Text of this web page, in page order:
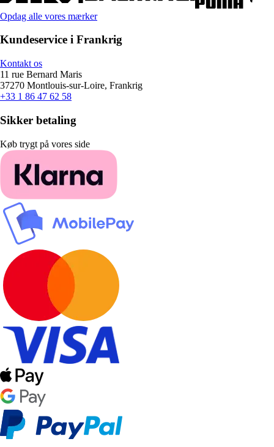
Opdag alle vores mærker
Kundeservice i Frankrig
Kontakt os
11 rue Bernard Maris
37270 Montlouis-sur-Loire, Frankrig
+33 1 86 47 62 58
Sikker betaling
Køb trygt på vores side